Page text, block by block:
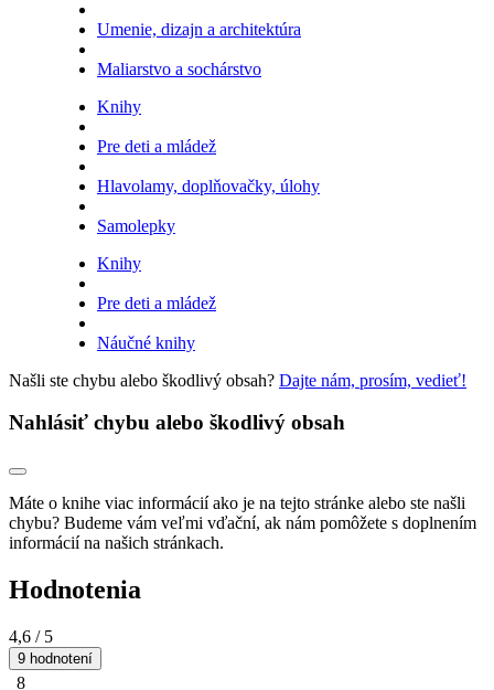
Umenie, dizajn a architektúra
Maliarstvo a sochárstvo
Knihy
Pre deti a mládež
Hlavolamy, doplňovačky, úlohy
Samolepky
Knihy
Pre deti a mládež
Náučné knihy
Našli ste chybu alebo škodlivý obsah? Dajte nám, prosím, vedieť!
Nahlásiť chybu alebo škodlivý obsah
Máte o knihe viac informácií ako je na tejto stránke alebo ste našli
chybu? Budeme vám veľmi vďační, ak nám pomôžete s doplnením
informácií na našich stránkach.
Hodnotenia
4,6 / 5
9 hodnotení
8